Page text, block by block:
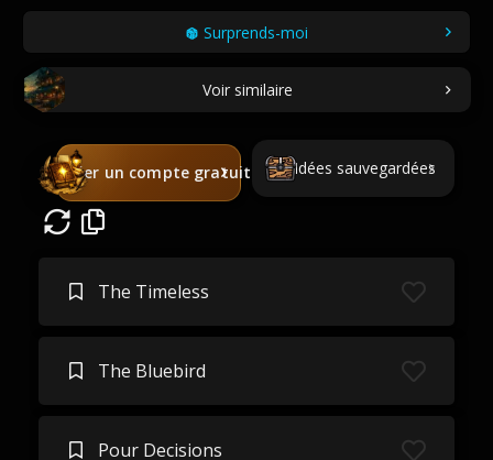
Surprends-moi
Voir similaire
Créer un compte gratuit Idées sauvegardées
The Timeless
The Bluebird
Pour Decisions